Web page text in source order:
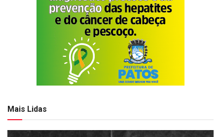
Mais Lidas